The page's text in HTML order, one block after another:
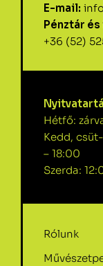
E-mail:
Pénztár
+36 (52)
Hétfő:
Kedd,
– 18:00
Szerda:
Rólunk